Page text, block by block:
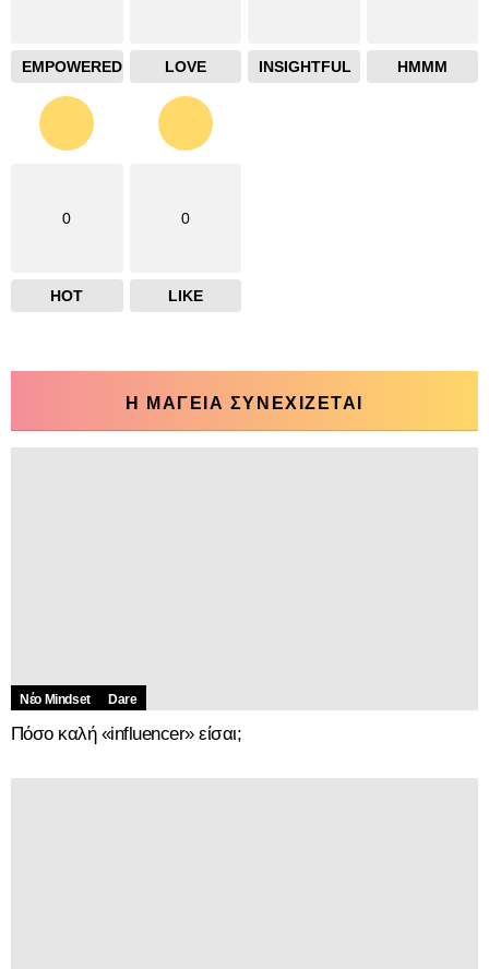
EMPOWERED LOVE INSIGHTFUL HMMM
0
HOT
0
LIKE
Η ΜΑΓΕΙΑ ΣΥΝΕΧΙΖΕΤΑΙ
Νέο Mindset Dare
Πόσο καλή «influencer» είσαι;